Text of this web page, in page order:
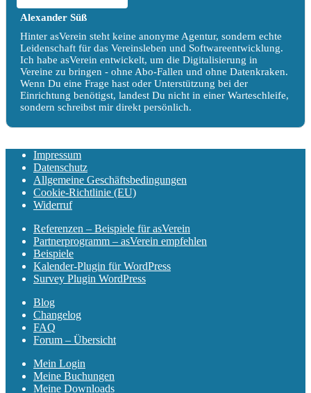
Alexander Süß
Hinter asVerein steht keine anonyme Agentur, sondern echte
Leidenschaft für das Vereinsleben und Softwareentwicklung.
Ich habe asVerein entwickelt, um die Digitalisierung in
Vereine zu bringen - ohne Abo-Fallen und ohne Datenkraken.
Wenn Du eine Frage hast oder Unterstützung bei der
Einrichtung benötigst, landest Du nicht in einer Warteschleife,
sondern schreibst mir direkt persönlich.
Impressum
Datenschutz
Allgemeine Geschäftsbedingungen
Cookie-Richtlinie (EU)
Widerruf
Referenzen – Beispiele für asVerein
Partnerprogramm – asVerein empfehlen
Beispiele
Kalender-Plugin für WordPress
Survey Plugin WordPress
Blog
Changelog
FAQ
Forum – Übersicht
Mein Login
Meine Buchungen
Meine Downloads